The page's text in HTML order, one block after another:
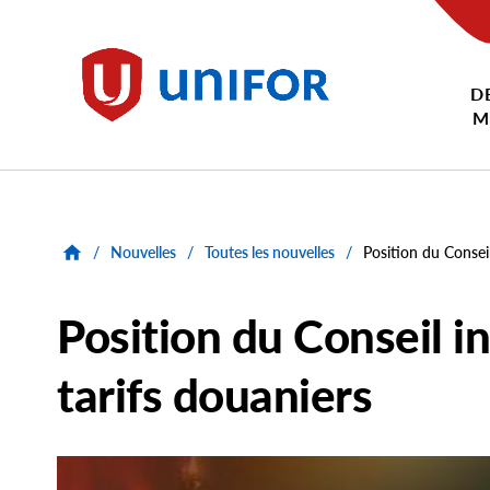
Unifor
/ Nouvelles / Toutes les nouvelles / Position du
Position du Conseil
tarifs douaniers